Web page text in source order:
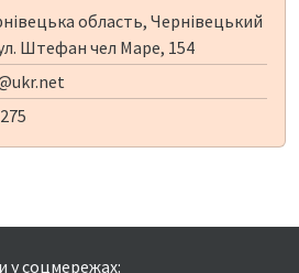
область, Чернівецький
Штефан чел Маре, 154
у соцмережах: